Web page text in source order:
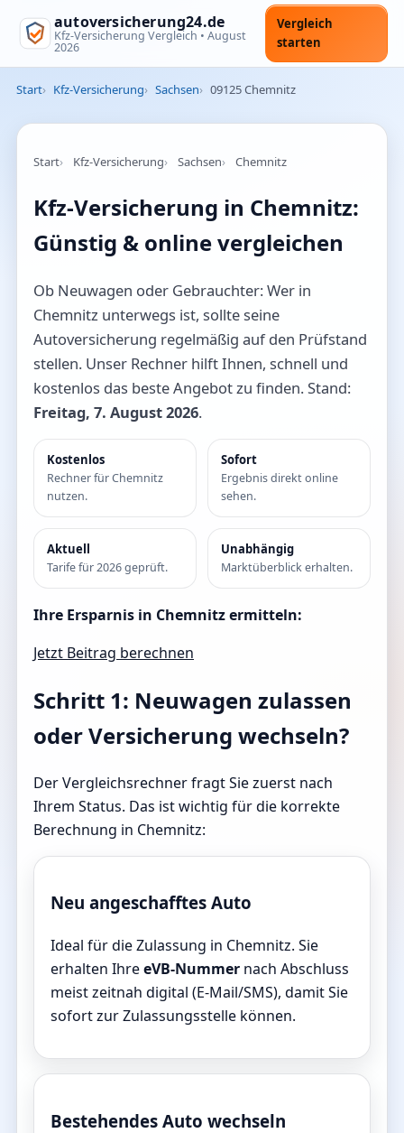
autoversicherung24.de
Kfz-Versicherung Vergleich • August
2026
Vergleich
starten
Start Kfz-Versicherung Sachsen 09125 Chemnitz
Start Kfz-Versicherung Sachsen Chemnitz
Kfz-Versicherung in Chemnitz:
Günstig & online vergleichen
Ob Neuwagen oder Gebrauchter: Wer in
Chemnitz unterwegs ist, sollte seine
Autoversicherung regelmäßig auf den Prüfstand
stellen. Unser Rechner hilft Ihnen, schnell und
kostenlos das beste Angebot zu finden. Stand:
Freitag, 7. August 2026.
Kostenlos
Rechner für Chemnitz
nutzen.
Sofort
Ergebnis direkt online
sehen.
Aktuell
Tarife für 2026 geprüft.
Unabhängig
Marktüberblick erhalten.
Ihre Ersparnis in Chemnitz ermitteln:
Jetzt Beitrag berechnen
Schritt 1: Neuwagen zulassen
oder Versicherung wechseln?
Der Vergleichsrechner fragt Sie zuerst nach
Ihrem Status. Das ist wichtig für die korrekte
Berechnung in Chemnitz:
Neu angeschafftes Auto
Ideal für die Zulassung in Chemnitz. Sie
erhalten IhreeVB-Nummer nach Abschluss
meist zeitnah digital (E-Mail/SMS), damit Sie
sofort zur Zulassungsstelle können.
Bestehendes Auto wechseln